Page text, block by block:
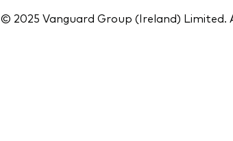
© 2025 Vanguard Group (Ireland) Limited.